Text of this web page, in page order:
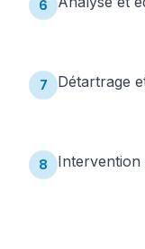
6
7 Détartrage
8 Intervention